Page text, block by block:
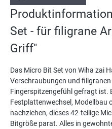
Set - für filigrane
Griff"
Das Micro Bit Set von Wiha zai
Verschraubungen und
Fingerspitzengefühl gefragt ist.
Festplattenwechsel, Modellbau
nachziehen, dieses 42-teilige
Bitgröße parat. Alles in